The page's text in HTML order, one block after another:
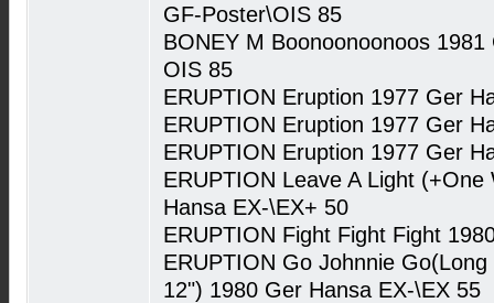
GF-Poster\OIS 85
BONEY M Boonoonoonoos
OIS 85
ERUPTION Eruption 1977 Ger
ERUPTION Eruption 1977 Ger
ERUPTION Eruption 1977 Ger
ERUPTION Leave A Light
Hansa EX-\EX+ 50
ERUPTION Fight Fight Fight
ERUPTION Go Johnnie
12") 1980 Ger Hansa EX-\EX 55